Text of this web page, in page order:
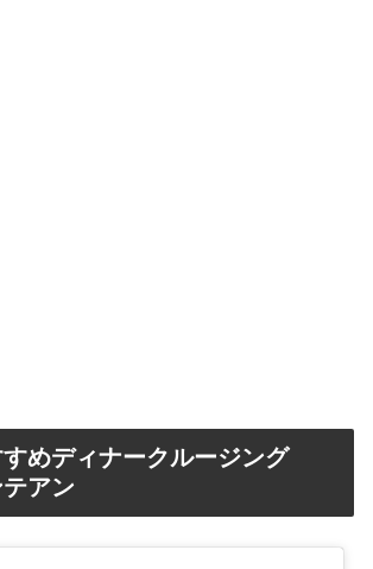
めディナークルージング
アン